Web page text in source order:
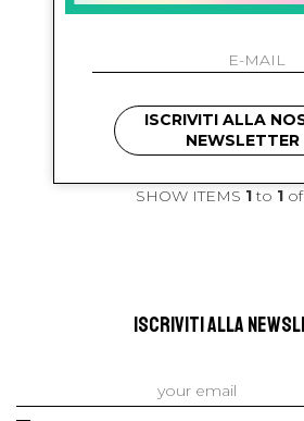
balmain kids
SHOW ITEMS 1to 1of
ISCRIVITI ALLA
ISCRIVITI ALLA
NEWSLETTER